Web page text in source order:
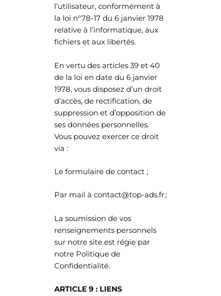
l’utilisateur, conformément à
la loi n°78-17 du 6 janvier 1978
relative à l’informatique, aux
fichiers et aux libertés.
En vertu des articles 39 et 40
de la loi en date du 6 janvier
1978, vous disposez d’un droit
d’accès, de rectification, de
suppression et d’opposition de
ses données personnelles.
Vous pouvez exercer ce droit
via :
Le formulaire de contact ;
Par mail à contact@top-ads.fr ;
La soumission de vos
renseignements personnels
sur notre site est régie par
notre Politique de
Confidentialité.
ARTICLE 9 : LIENS